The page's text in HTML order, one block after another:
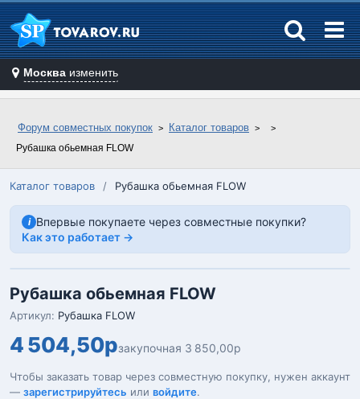
Москва изменить
Форум совместных покупок Каталог товаров
Рубашка обьемная FLOW
Каталог товаров / Рубашка обьемная FLOW
i Впервые покупаете через совместные покупки?
Как это работает →
Рубашка обьемная FLOW
Артикул: Рубашка FLOW
4 504,50рзакупочная 3 850,00р
Чтобы заказать товар через совместную покупку, нужен аккаунт
— зарегистрируйтесь или войдите.